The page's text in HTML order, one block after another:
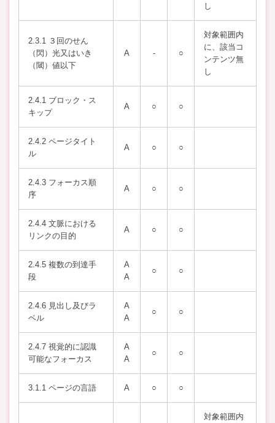
し
2.3.1 ３回のせん
（閃）光又はいき
（閾）値以下
A - ○
対象範囲内
に、該当コ
ンテンツ無
し
2.4.1 ブロック・ス
キップ
A ○ ○
2.4.2 ページタイト
ル
A ○ ○
2.4.3 フォーカス順
序
A ○ ○
2.4.4 文脈における
リンクの目的
A ○ ○
2.4.5 複数の到達手
段
A
A
○ ○
2.4.6 見出し及びラ
ベル
A
A
○ ○
2.4.7 視覚的に認識
可能なフォーカス
A
A
○ ○
3.1.1 ページの言語 A ○ ○
対象範囲内